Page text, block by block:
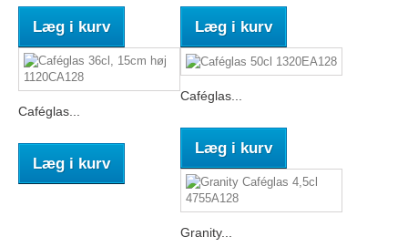
Læg i kurv Læg i kurv
Caféglas...
Læg i kurv
Caféglas...
Læg i kurv
Granity...